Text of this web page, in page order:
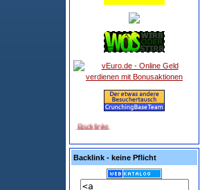
Backlink - keine Pflicht